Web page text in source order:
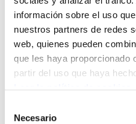
información sobre el uso
nuestros partners de redes
web, quienes pueden
que les haya proporcionado
partir del uso que haya
Necesario